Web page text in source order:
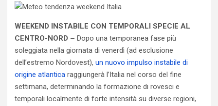
WEEKEND INSTABILE CON TEMPORALI SPECIE AL
CENTRO-NORD – Dopo una temporanea fase più
soleggiata nella giornata di venerdì (ad esclusione
dell’estremo Nordovest), un nuovo impulso instabile di
origine atlantica raggiungerà l’Italia nel corso del fine
settimana, determinando la formazione di rovesci e
temporali localmente di forte intensità su diverse regioni,